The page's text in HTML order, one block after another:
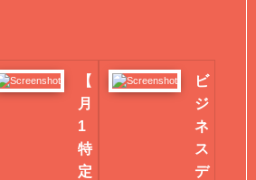
【
月
1
特
定
ビ
ジ
ネ
ス
デ